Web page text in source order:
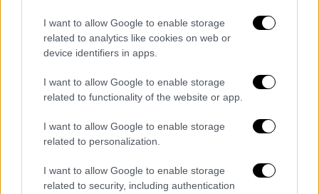
I want to allow Google to enable storage
related to analytics like cookies on web or
device identifiers in apps.
I want to allow Google to enable storage
related to functionality of the website or app.
I want to allow Google to enable storage
related to personalization.
I want to allow Google to enable storage
related to security, including authentication
παλμοί της ακούγονταν εκκωφαντικοί,
οπότε έπρεπε να γεννηθεί, αλλά, μετά τον
τοκετό το βρέφος ήταν τελείως καλά»,
σημειώνει η μητέρα. «Οι γιατροί θεωρούν
ότι έστελνε μηνύματα κινδύνου επειδή
ήξερε ότι η αδελφή της δε θα επιβίωνε αν δε
γεννιόταν τη δεδομένη στιγμή», υπογράμμισε
αυτή που φροντίζει τη Winnie αν και, ακόμα,